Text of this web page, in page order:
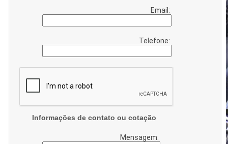
Email:
Telefone:
Informações de contato ou cotação
Mensagem: